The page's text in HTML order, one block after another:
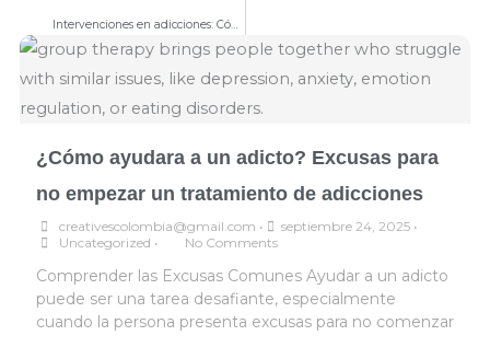
Prev Intervenciones en adicciones: Cómo ayudar a un drogadicto.
¿Cómo ayudara a un adicto? Excusas para
no empezar un tratamiento de adicciones
creativescolombia@gmail.com • septiembre 24, 2025 •
Uncategorized • No Comments
Comprender las Excusas Comunes Ayudar a un adicto
puede ser una tarea desafiante, especialmente
cuando la persona presenta excusas para no comenzar